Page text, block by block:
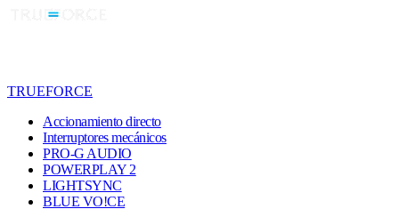
TRUEFORCE
Accionamiento directo
Interruptores mecánicos
PRO-G AUDIO
POWERPLAY 2
LIGHTSYNC
BLUE VO!CE